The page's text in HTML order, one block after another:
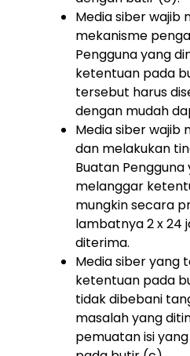
Media siber wajib
mekanisme
Pengguna yang
ketentuan pada
tersebut harus
dengan mudah
Media siber wajib
dan melakukan
Buatan
melanggar
mungkin secara
lambatnya 2 x 24
diterima.
Media siber yang
ketentuan pada
tidak dibebani
masalah yang
pemuatan isi